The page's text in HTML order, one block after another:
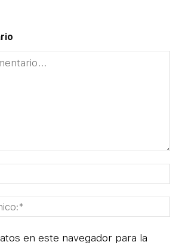
en este navegador para la